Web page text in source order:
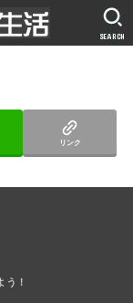
SEARCH
リンク